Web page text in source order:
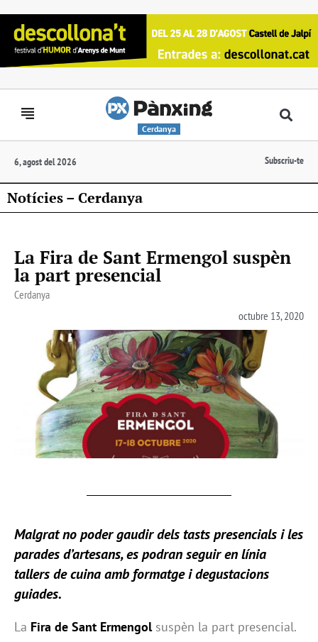
Cerdanya
6, agost del 2026 Subscriu-te
Notícies – Cerdanya
La Fira de Sant Ermengol suspèn
la part presencial
Cerdanya
octubre 13, 2020
Malgrat no poder gaudir dels tasts presencials i les
parades d’artesans, es podran seguir en línia
tallers de cuina amb formatge i degustacions
guiades.
La Fira de Sant Ermengolsuspèn la part presencial.